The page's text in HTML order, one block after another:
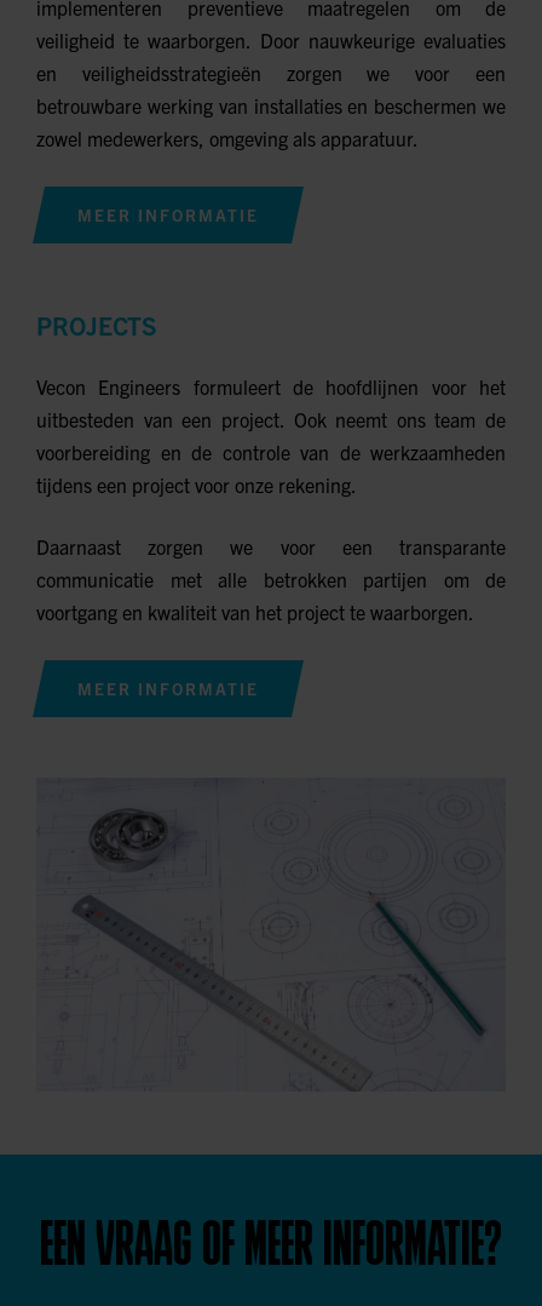
implementeren preventieve maatregelen om de
veiligheid te waarborgen. Door nauwkeurige evaluaties
en veiligheidsstrategieën zorgen we voor een
betrouwbare werking van installaties en beschermen we
zowel medewerkers, omgeving als apparatuur.
MEER INFORMATIE
PROJECTS
Vecon Engineers formuleert de hoofdlijnen voor het
uitbesteden van een project. Ook neemt ons team de
voorbereiding en de controle van de werkzaamheden
tijdens een project voor onze rekening.
Daarnaast zorgen we voor een transparante
communicatie met alle betrokken partijen om de
voortgang en kwaliteit van het project te waarborgen.
MEER INFORMATIE
EEN VRAAG OF MEER INFORMATIE?